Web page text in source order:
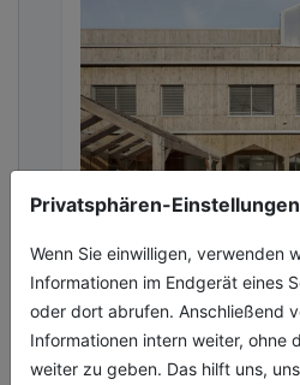
Privatsphären-Einstellungen
Wenn Sie einwilligen, verwenden
Informationen im Endgerät eines
oder dort abrufen. Anschließend
Informationen intern weiter, ohne
weiter zu geben. Das hilft uns,
Schnell realisiert–
kindgerecht
Aufgrund steigender
die Stadt Nantes
Grundschulgebäude.